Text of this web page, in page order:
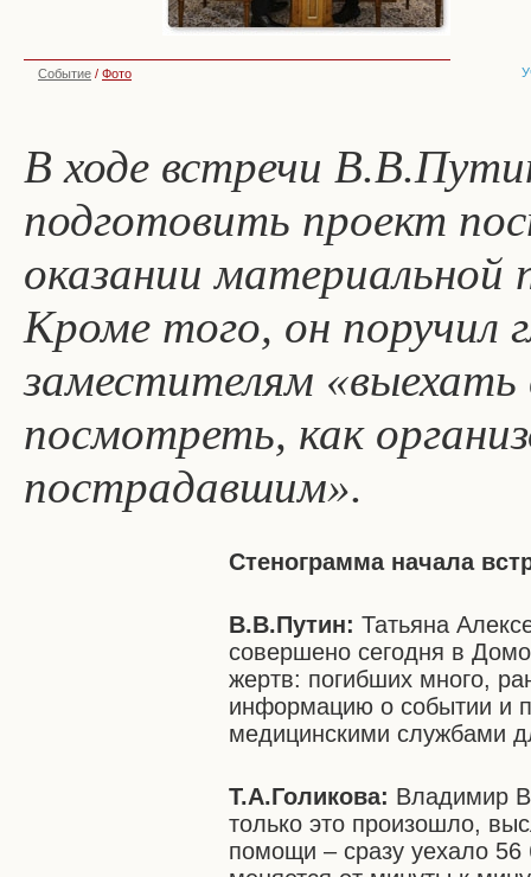
Событие / Фото
В ходе встречи
подготовить проект
оказании
Кроме того, он поручил
заместителям «выехать
посмотреть, как
пострадавшим».
Стенограмма начала
В.В.Путин: Татьяна
совершено сегодня в
жертв: погибших много,
информацию о событии и
медицинскими службами
Т.А.Голикова: Владимир
только это произошло,
помощи – сразу уехало